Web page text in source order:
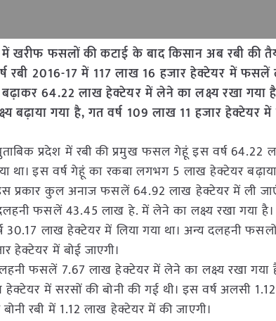
में खरीफ फसलों की कटाई के बाद किसान अब रबी की
रबी 2016-17 में 117 लाख 16 हजार हेक्टेयर में
64.22 लाख हेक्टेयर में लेने का लक्ष्य रखा गया
बढ़ाया गया है, गत वर्ष 109 लाख 11 हजार हेक्टेयर
प्रदेश में रबी की प्रमुख फसल गेहूं इस वर्ष 64.22
था। इस वर्ष गेहूं का रकबा लगभग 5 लाख हेक्टेयर
प्रकार कुल अनाज फसलें 64.92 लाख हेक्टेयर में ली
फसलें 43.45 लाख हे. में लेने का लक्ष्य रखा गया
30.17 लाख हेक्टेयर में लिया गया था। अन्य दलहनी
हेक्टेयर में बोई जाएगी।
फसलें 7.67 लाख हेक्टेयर में लेने का लक्ष्य रखा
हेक्टेयर में सरसों की बोनी की गई थी। इस वर्ष अलसी
रबी में 1.12 लाख हेक्टेयर में की जाएगी।